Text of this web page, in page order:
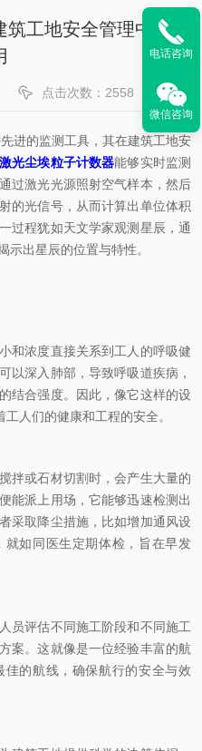
工地安全管理中的作
点击次数：2558
的监测工具，其在建筑工地安
激光尘埃粒子计数器能够实时监测
过激光光源照射空气样本，然后
的光信号，从而计算出单位体积
过程犹如天文学家观测星辰，通
示出星辰的位置与特性。
浓度直接关系到工人的呼吸健
以深入肺部，导致呼吸道疾病，
结合强度。因此，像它这样的设
人们的健康和工程的安全。
或石材切割时，会产生大量的
能派上用场，它能够迅速检测出
采取降尘措施，比如增加通风设
如同医生定期体检，旨在早发
评估不同施工阶段和不同施工
案。这就像是一位经验丰富的航
的航线，确保航行的安全与效
电话咨询
微信咨询